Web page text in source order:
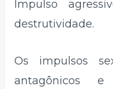
Impulso
destrutividade.
Os impulsos
antagônicos